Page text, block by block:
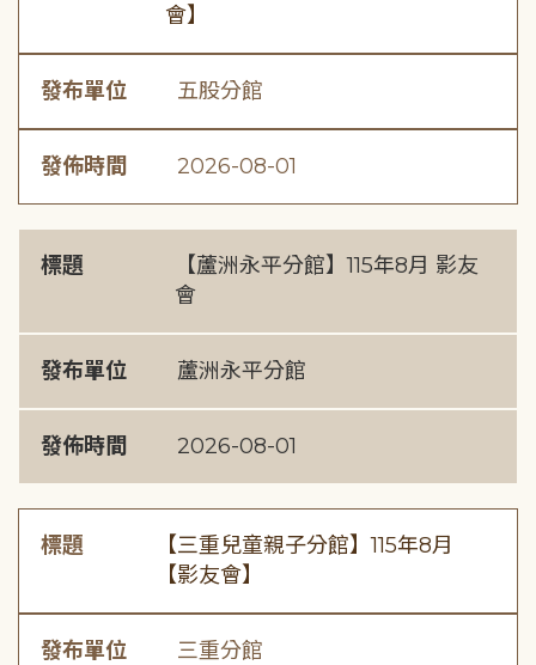
會】
發布單位 五股分館
發佈時間 2026-08-01
標題
【蘆洲永平分館】115年8月 影友
會
發布單位 蘆洲永平分館
發佈時間 2026-08-01
標題
【三重兒童親子分館】115年8月
【影友會】
發布單位 三重分館